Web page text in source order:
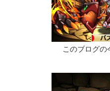
このブログの